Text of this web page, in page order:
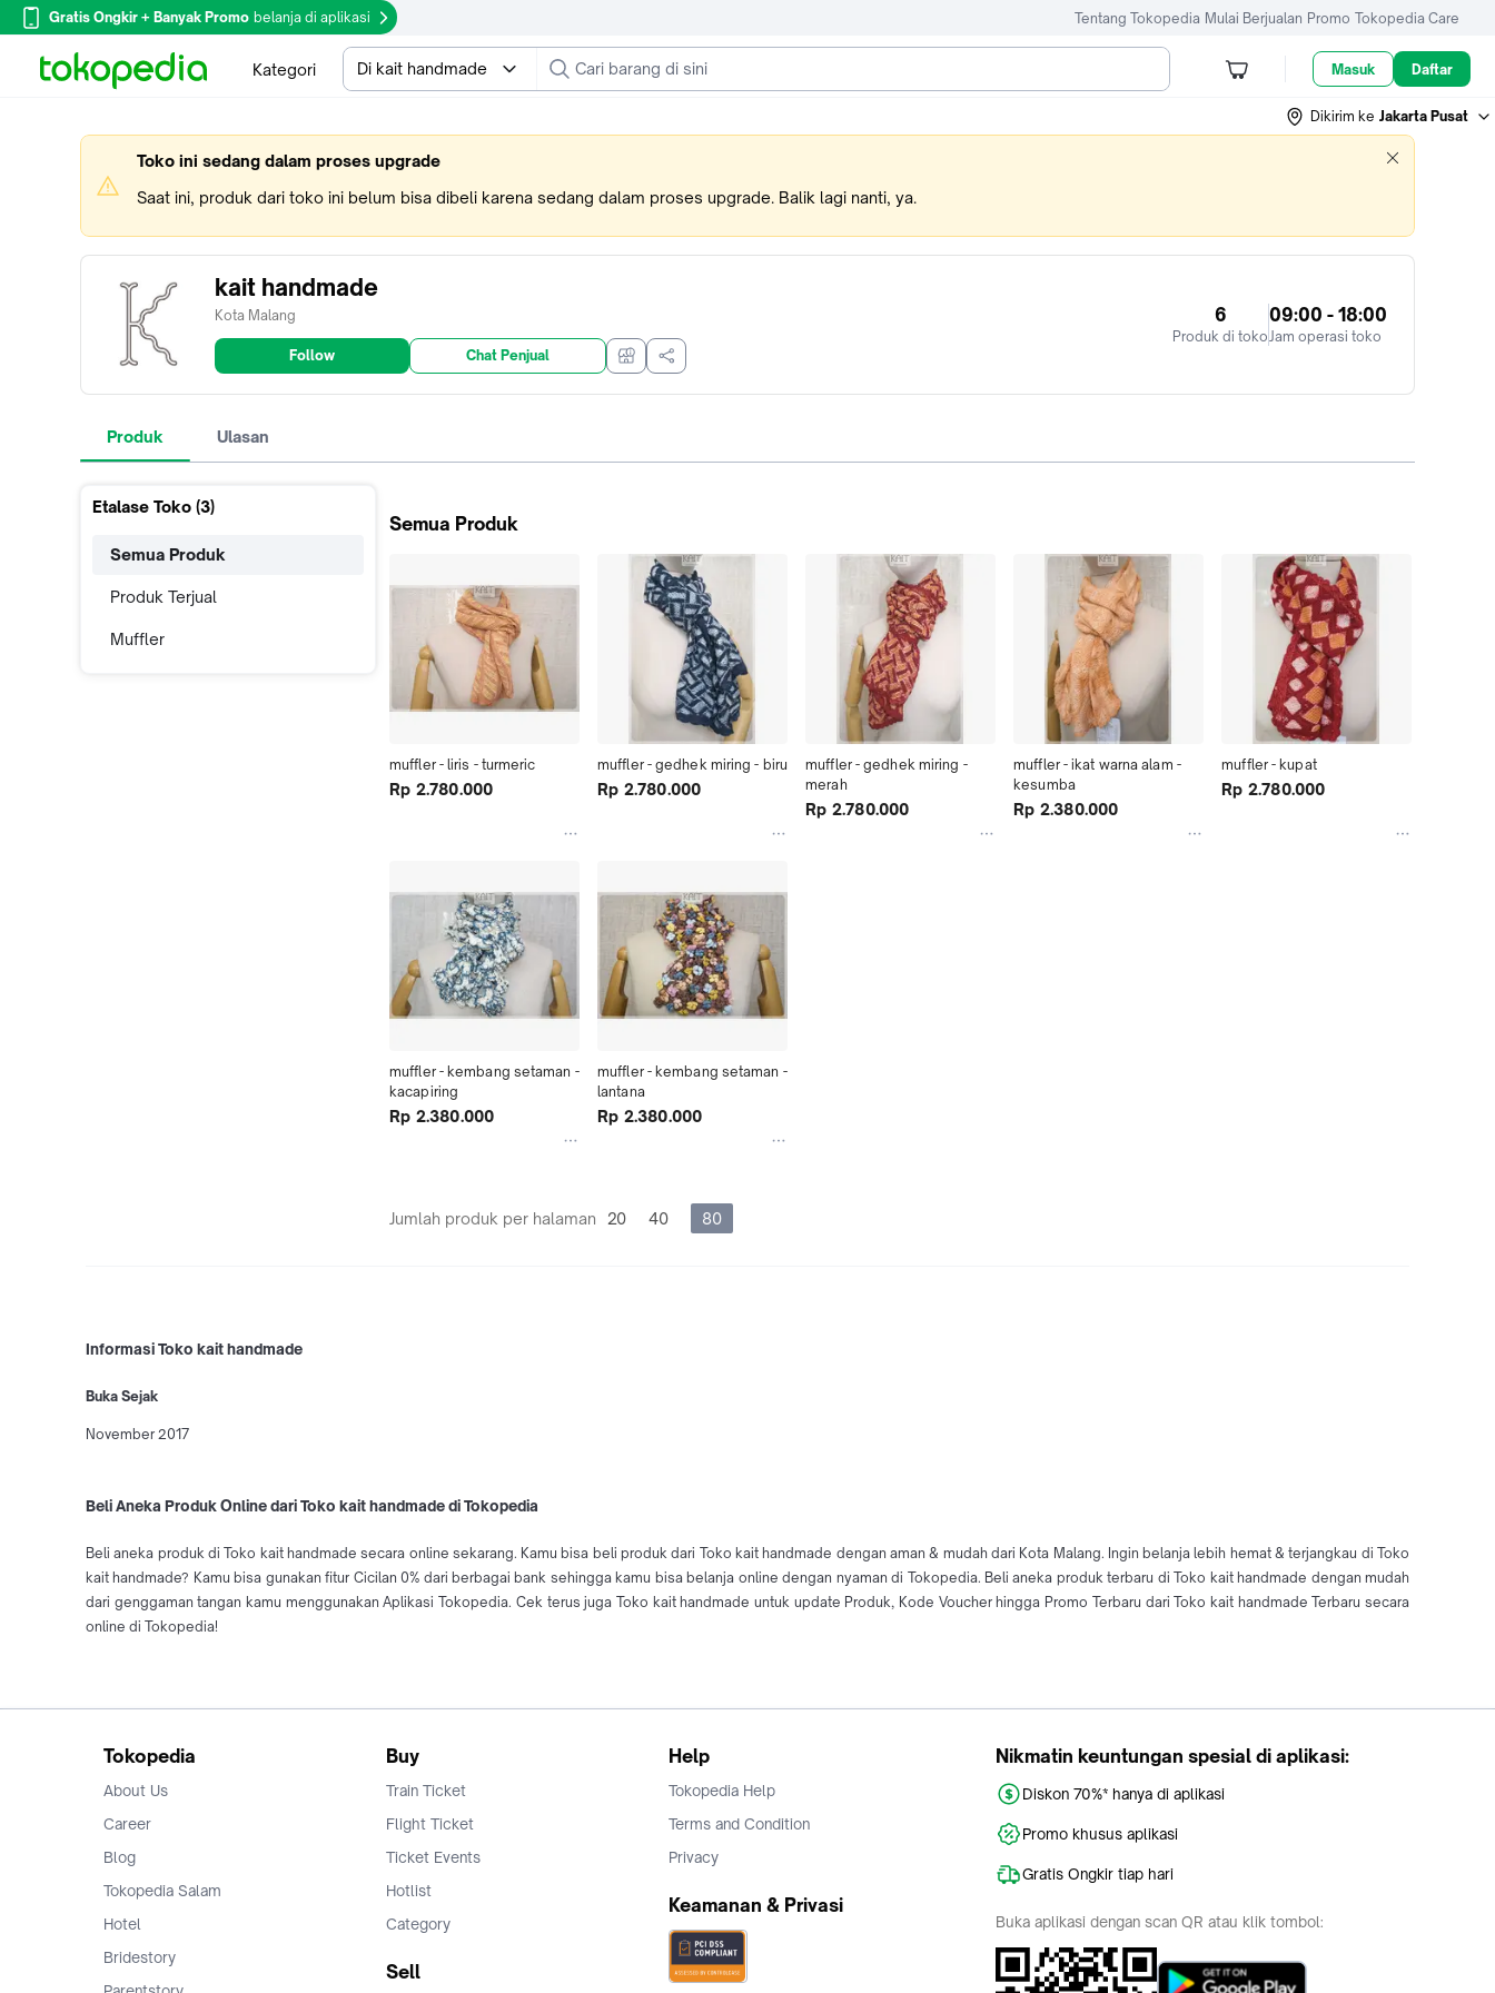
Gratis Ongkir + Banyak Promo belanja di aplikasi Tentang Tokopedia Mulai Berjualan Promo Tokopedia Care
Kategori Di kait handmade Masuk Daftar
Dikirim ke Jakarta Pusat
Toko ini sedang dalam proses upgrade
Saat ini, produk dari toko ini belum bisa dibeli karena sedang dalam proses upgrade. Balik lagi nanti, ya.
kait handmade
Kota Malang
Follow Chat Penjual
6
Produk di toko
09:00 - 18:00
Jam operasi toko
Produk Ulasan
Etalase Toko (3)
Semua Produk
Produk Terjual
Muffler
Semua Produk
muffler - liris - turmeric
Rp 2.780.000
muffler - gedhek miring - biru
Rp 2.780.000
muffler - gedhek miring -
merah
Rp 2.780.000
muffler - ikat warna alam -
kesumba
Rp 2.380.000
muffler - kupat
Rp 2.780.000
muffler - kembang setaman -
kacapiring
Rp 2.380.000
muffler - kembang setaman -
lantana
Rp 2.380.000
Jumlah produk per halaman 20 40 80
Informasi Toko kait handmade
Buka Sejak
November 2017
Beli Aneka Produk Online dari Toko kait handmade di Tokopedia
Beli aneka produk di Toko kait handmade secara online sekarang. Kamu bisa beli produk dari Toko kait handmade dengan aman & mudah dari Kota Malang. Ingin belanja lebih hemat & terjangkau di Toko
kait handmade? Kamu bisa gunakan fitur Cicilan 0% dari berbagai bank sehingga kamu bisa belanja online dengan nyaman di Tokopedia. Beli aneka produk terbaru di Toko kait handmade dengan mudah
dari genggaman tangan kamu menggunakan Aplikasi Tokopedia. Cek terus juga Toko kait handmade untuk update Produk, Kode Voucher hingga Promo Terbaru dari Toko kait handmade Terbaru secara
online di Tokopedia!
Tokopedia
About Us
Career
Blog
Tokopedia Salam
Hotel
Bridestory
Buy
Train Ticket
Flight Ticket
Ticket Events
Hotlist
Category
Sell
Help
Tokopedia Help
Terms and Condition
Privacy
Keamanan & Privasi
Nikmatin keuntungan spesial di aplikasi:
Diskon 70%* hanya di aplikasi
Promo khusus aplikasi
Gratis Ongkir tiap hari
Buka aplikasi dengan scan QR atau klik tombol: